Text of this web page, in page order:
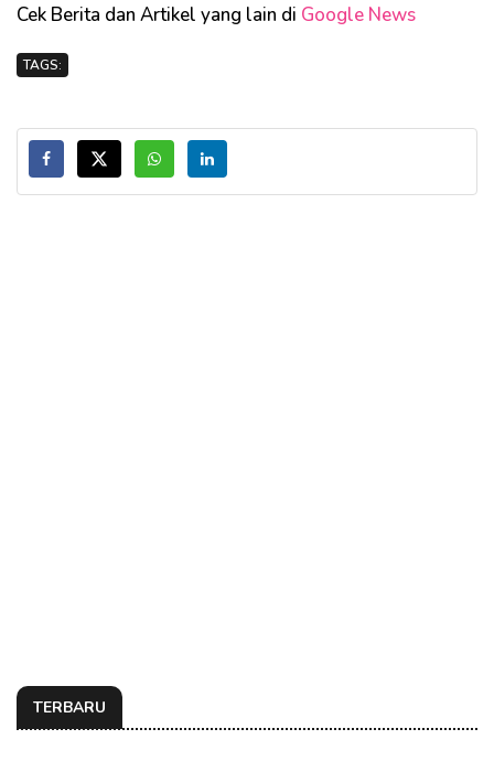
Cek Berita dan Artikel yang lain di Google News
TAGS:
TERBARU